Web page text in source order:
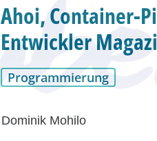
Ahoi, Container-
Entwickler
Programmierung
Dominik Mohilo